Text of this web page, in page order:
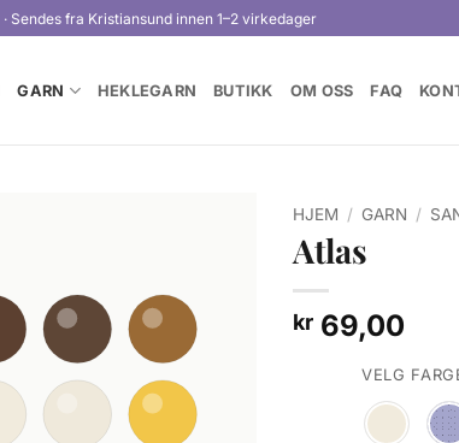
· Sendes fra Kristiansund innen 1–2 virkedager
GARN HEKLEGARN BUTIKK OM OSS FAQ
HJEM / GARN /
Atlas
kr 69,00
VELG